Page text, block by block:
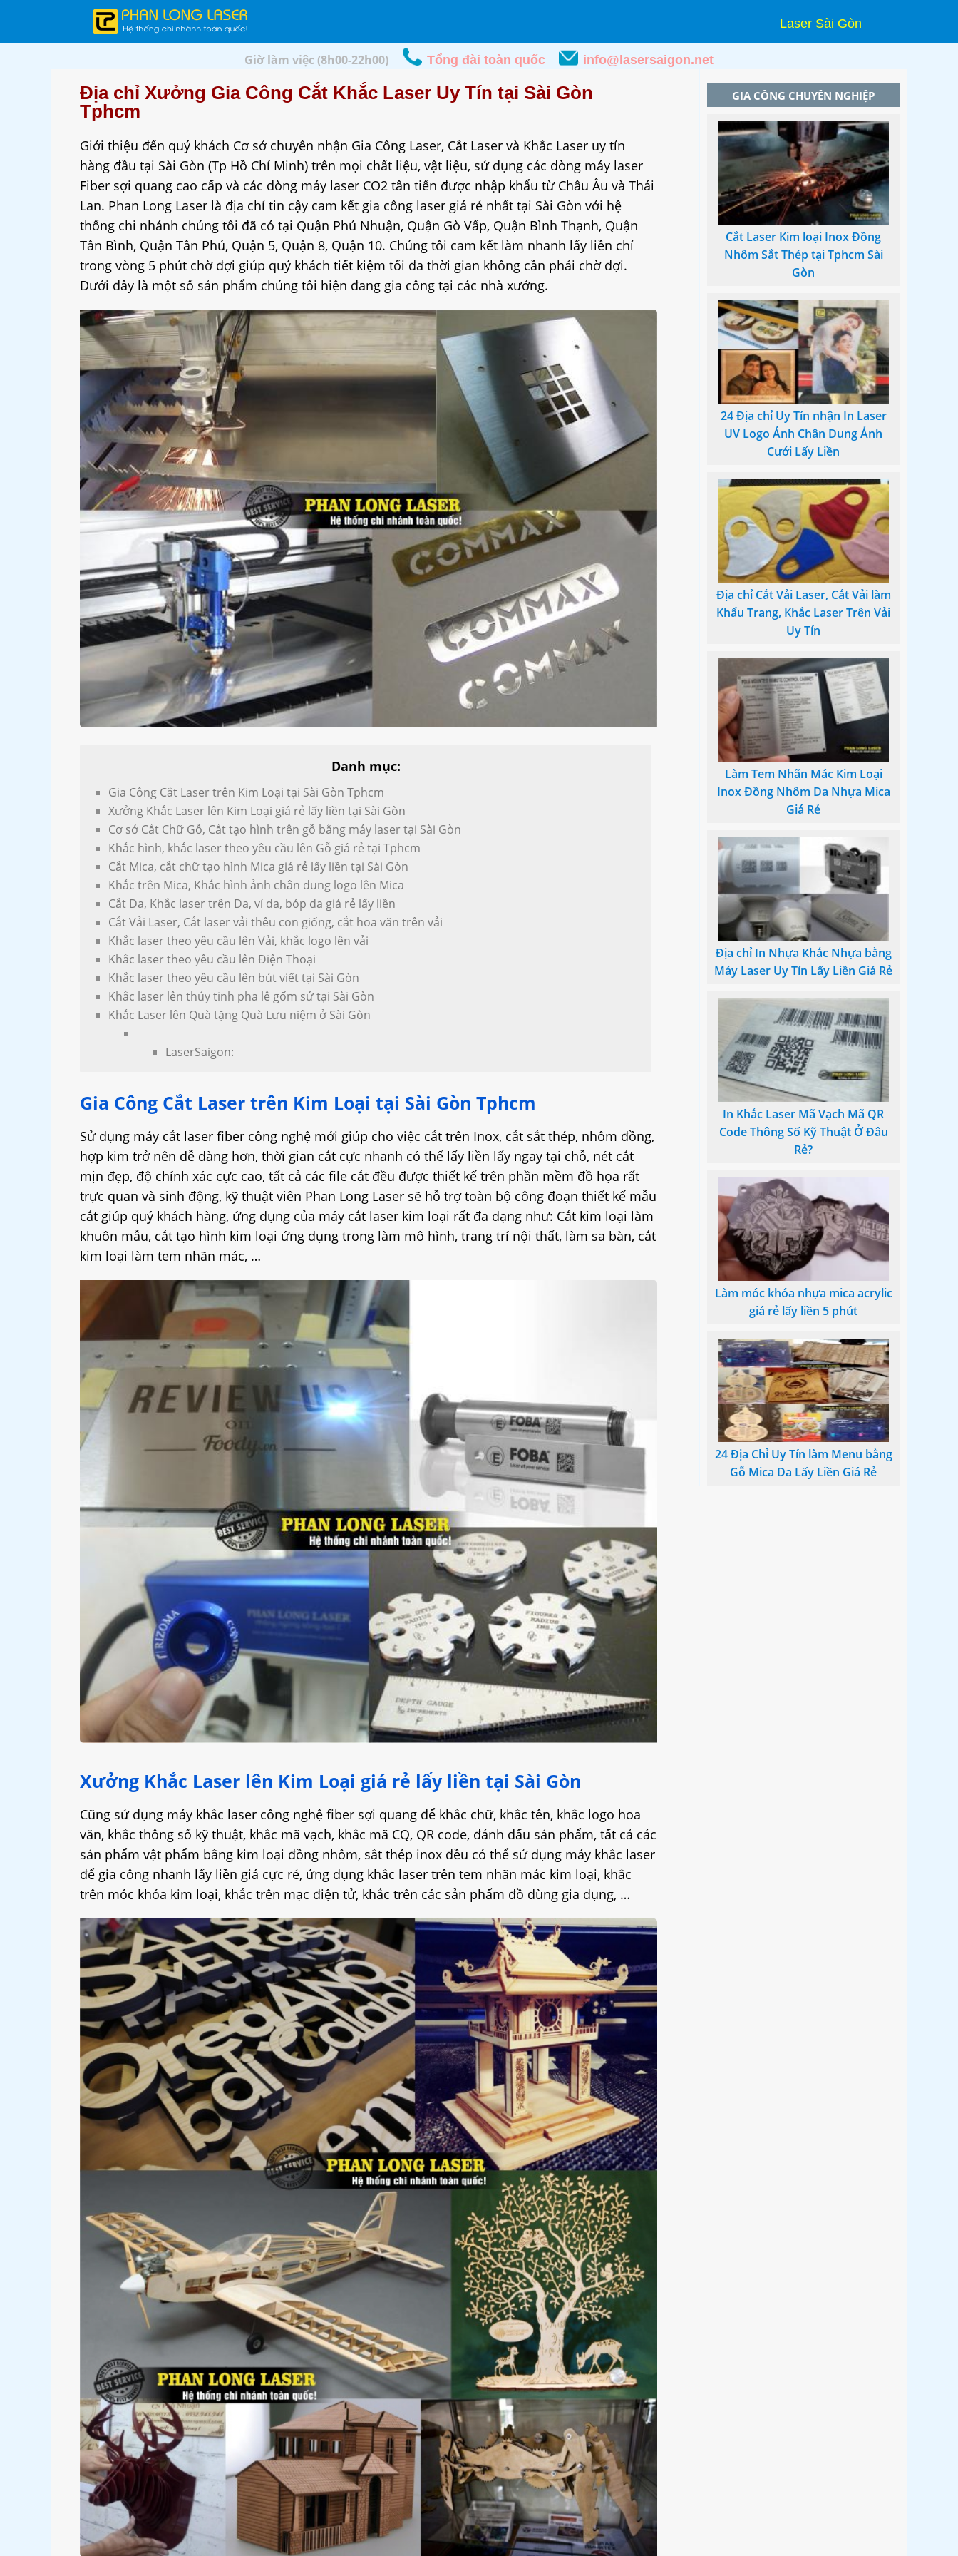
Laser Sài Gòn
Giờ làm việc (8h00-22h00) Tổng đài toàn quốc info@lasersaigon.net
Địa chỉ Xưởng Gia Công Cắt Khắc Laser Uy Tín tại Sài Gòn
Tphcm
Giới thiệu đến quý khách Cơ sở chuyên nhận Gia Công Laser, Cắt Laser và Khắc Laser uy tín
hàng đầu tại Sài Gòn (Tp Hồ Chí Minh) trên mọi chất liệu, vật liệu, sử dụng các dòng máy laser
Fiber sợi quang cao cấp và các dòng máy laser CO2 tân tiến được nhập khẩu từ Châu Âu và Thái
Lan. Phan Long Laser là địa chỉ tin cậy cam kết gia công laser giá rẻ nhất tại Sài Gòn với hệ
thống chi nhánh chúng tôi đã có tại Quận Phú Nhuận, Quận Gò Vấp, Quận Bình Thạnh, Quận
Tân Bình, Quận Tân Phú, Quận 5, Quận 8, Quận 10. Chúng tôi cam kết làm nhanh lấy liền chỉ
trong vòng 5 phút chờ đợi giúp quý khách tiết kiệm tối đa thời gian không cần phải chờ đợi.
Dưới đây là một số sản phẩm chúng tôi hiện đang gia công tại các nhà xưởng.
Danh mục:
Gia Công Cắt Laser trên Kim Loại tại Sài Gòn Tphcm
Xưởng Khắc Laser lên Kim Loại giá rẻ lấy liền tại Sài Gòn
Cơ sở Cắt Chữ Gỗ, Cắt tạo hình trên gỗ bằng máy laser tại Sài Gòn
Khắc hình, khắc laser theo yêu cầu lên Gỗ giá rẻ tại Tphcm
Cắt Mica, cắt chữ tạo hình Mica giá rẻ lấy liền tại Sài Gòn
Khắc trên Mica, Khắc hình ảnh chân dung logo lên Mica
Cắt Da, Khắc laser trên Da, ví da, bóp da giá rẻ lấy liền
Cắt Vải Laser, Cắt laser vải thêu con giống, cắt hoa văn trên vải
Khắc laser theo yêu cầu lên Vải, khắc logo lên vải
Khắc laser theo yêu cầu lên Điện Thoại
Khắc laser theo yêu cầu lên bút viết tại Sài Gòn
Khắc laser lên thủy tinh pha lê gốm sứ tại Sài Gòn
Khắc Laser lên Quà tặng Quà Lưu niệm ở Sài Gòn
LaserSaigon:
Gia Công Cắt Laser trên Kim Loại tại Sài Gòn Tphcm
Sử dụng máy cắt laser fiber công nghệ mới giúp cho việc cắt trên Inox, cắt sắt thép, nhôm đồng,
hợp kim trở nên dễ dàng hơn, thời gian cắt cực nhanh có thể lấy liền lấy ngay tại chỗ, nét cắt
mịn đẹp, độ chính xác cực cao, tất cả các file cắt đều được thiết kế trên phần mềm đồ họa rất
trực quan và sinh động, kỹ thuật viên Phan Long Laser sẽ hỗ trợ toàn bộ công đoạn thiết kế mẫu
cắt giúp quý khách hàng, ứng dụng của máy cắt laser kim loại rất đa dạng như: Cắt kim loại làm
khuôn mẫu, cắt tạo hình kim loại ứng dụng trong làm mô hình, trang trí nội thất, làm sa bàn, cắt
kim loại làm tem nhãn mác, …
Xưởng Khắc Laser lên Kim Loại giá rẻ lấy liền tại Sài Gòn
Cũng sử dụng máy khắc laser công nghệ fiber sợi quang để khắc chữ, khắc tên, khắc logo hoa
văn, khắc thông số kỹ thuật, khắc mã vạch, khắc mã CQ, QR code, đánh dấu sản phẩm, tất cả các
sản phẩm vật phẩm bằng kim loại đồng nhôm, sắt thép inox đều có thể sử dụng máy khắc laser
để gia công nhanh lấy liền giá cực rẻ, ứng dụng khắc laser trên tem nhãn mác kim loại, khắc
trên móc khóa kim loại, khắc trên mạc điện tử, khắc trên các sản phẩm đồ dùng gia dụng, …
GIA CÔNG CHUYÊN NGHIỆP
Cắt Laser Kim loại Inox Đồng
Nhôm Sắt Thép tại Tphcm Sài
Gòn
24 Địa chỉ Uy Tín nhận In Laser
UV Logo Ảnh Chân Dung Ảnh
Cưới Lấy Liền
Địa chỉ Cắt Vải Laser, Cắt Vải làm
Khẩu Trang, Khắc Laser Trên Vải
Uy Tín
Làm Tem Nhãn Mác Kim Loại
Inox Đồng Nhôm Da Nhựa Mica
Giá Rẻ
Địa chỉ In Nhựa Khắc Nhựa bằng
Máy Laser Uy Tín Lấy Liền Giá Rẻ
In Khắc Laser Mã Vạch Mã QR
Code Thông Số Kỹ Thuật Ở Đâu
Rẻ?
Làm móc khóa nhựa mica acrylic
giá rẻ lấy liền 5 phút
24 Địa Chỉ Uy Tín làm Menu bằng
Gỗ Mica Da Lấy Liền Giá Rẻ